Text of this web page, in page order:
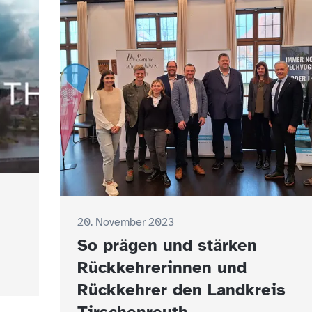
20. November 2023
So prägen und stärken
Rückkehrerinnen und
Rückkehrer den Landkreis